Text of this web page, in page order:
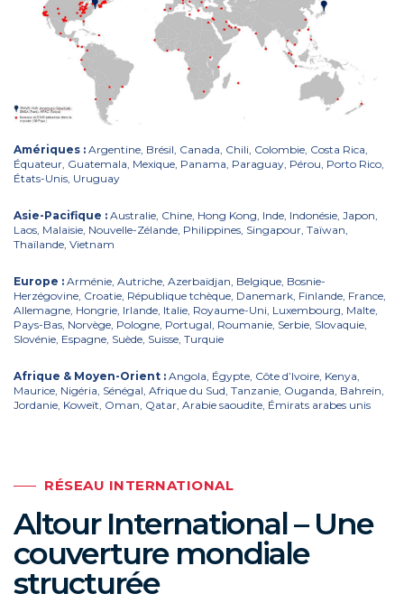
RÉSEAU INTERNATIONAL
Altour International – Une
couverture mondiale
structurée
Amériques : Argentine, Brésil, Canada, Chili, Colombie, Costa Rica,
Équateur, Guatemala, Mexique, Panama, Paraguay, Pérou, Porto Rico,
États-Unis, Uruguay
Asie-Pacifique : Australie, Chine, Hong Kong, Inde, Indonésie, Japon,
Laos, Malaisie, Nouvelle-Zélande, Philippines, Singapour, Taïwan,
Thaïlande, Vietnam
Europe : Arménie, Autriche, Azerbaïdjan, Belgique, Bosnie-
Herzégovine, Croatie, République tchèque, Danemark, Finlande, France,
Allemagne, Hongrie, Irlande, Italie, Royaume-Uni, Luxembourg, Malte,
Pays-Bas, Norvège, Pologne, Portugal, Roumanie, Serbie, Slovaquie,
Slovénie, Espagne, Suède, Suisse, Turquie
Afrique & Moyen-Orient : Angola, Égypte, Côte d’Ivoire, Kenya,
Maurice, Nigéria, Sénégal, Afrique du Sud, Tanzanie, Ouganda, Bahreïn,
Jordanie, Koweït, Oman, Qatar, Arabie saoudite, Émirats arabes unis